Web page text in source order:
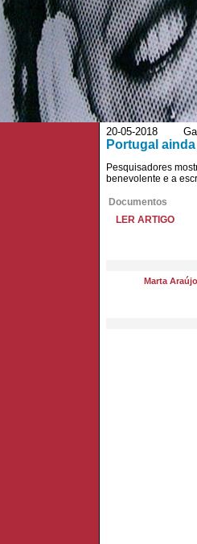
20-05-2018
Portugal
Pesquisadores
benevolente e a
Documentos
LER ARTIGO
Marta Araújo